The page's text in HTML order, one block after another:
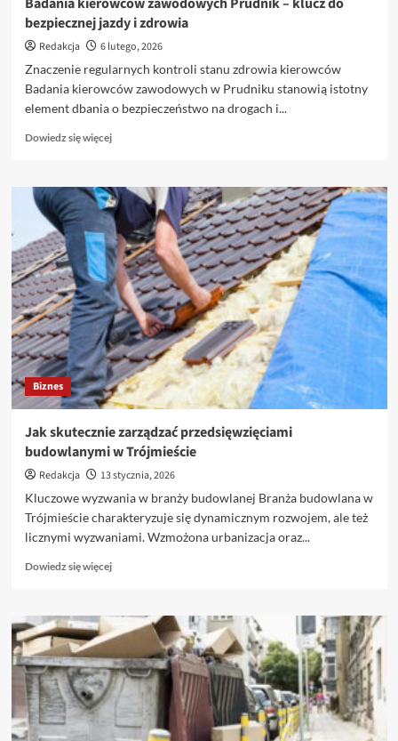
bezpiecznej jazdy i zdrowia
Redakcja
6 lutego, 2026
Znaczenie regularnych kontroli stanu zdrowia kierowców
Badania kierowców zawodowych w Prudniku stanowią istotny
element dbania o bezpieczeństwo na drogach i...
Dowiedz się więcejDowiedz
o
Badania
kierowców
zawodowych
Prudnik
–
klucz
do
bezpiecznej
jazdy
i
zdrowia
Biznes
Jak skutecznie zarządzać przedsięwzięciami
budowlanymi w Trójmieście
Redakcja
13 stycznia, 2026
Kluczowe wyzwania w branży budowlanej Branża budowlana w
Trójmieście charakteryzuje się dynamicznym rozwojem, ale też
licznymi wyzwaniami. Wzmożona urbanizacja oraz...
Dowiedz się więcejDowiedz
o
Jak
skutecznie
zarządzać
przedsięwzięciami
budowlanymi
Trójmieście